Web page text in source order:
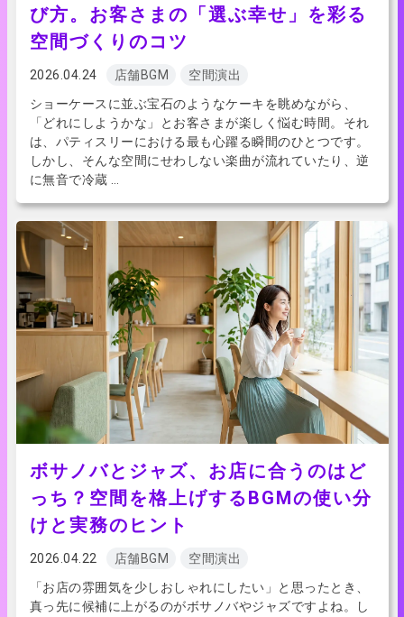
び方。お客さまの「選ぶ幸せ」を彩る
空間づくりのコツ
2026.04.24 店舗BGM
空間演出
ショーケースに並ぶ宝石のようなケーキを眺めながら、
「どれにしようかな」とお客さまが楽しく悩む時間。それ
は、パティスリーにおける最も心躍る瞬間のひとつです。
しかし、そんな空間にせわしない楽曲が流れていたり、逆
に無音で冷蔵 …
ボサノバとジャズ、お店に合うのはど
っち？空間を格上げするBGMの使い分
けと実務のヒント
2026.04.22 店舗BGM
空間演出
「お店の雰囲気を少しおしゃれにしたい」と思ったとき、
真っ先に候補に上がるのがボサノバやジャズですよね。し